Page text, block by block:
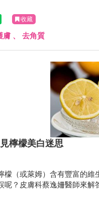
收藏
膚 、 去角質
檸檬美白迷思
檬（或萊姆）含有豐富的
？皮膚科蔡逸姍醫師來解